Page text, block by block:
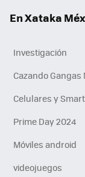
En Xataka
Investigación
Cazando Gangas
Celulares y
Prime Day 2024
Móviles android
videojuegos